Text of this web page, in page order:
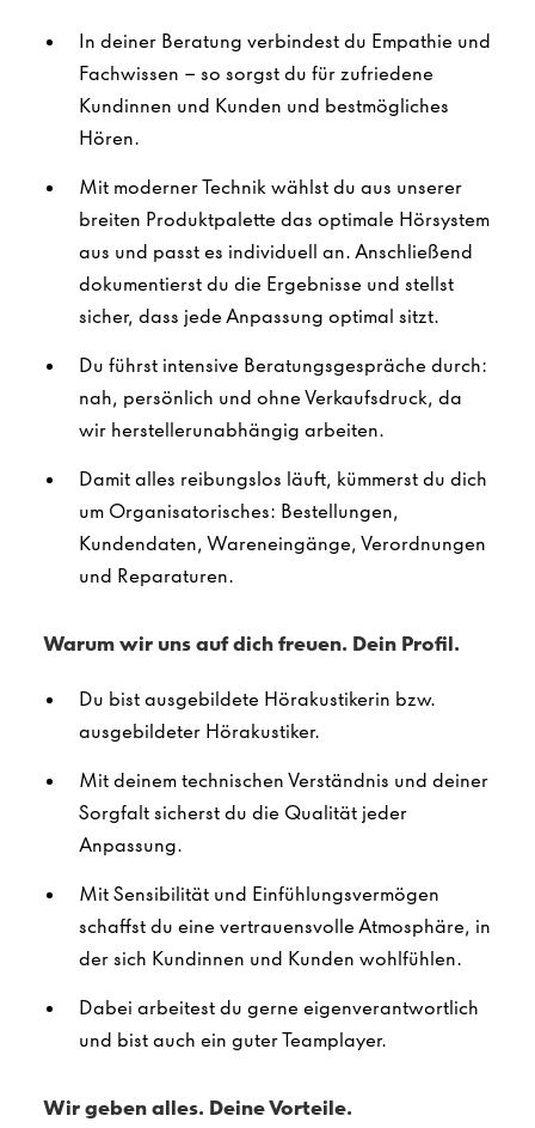
In deiner Beratung verbindest du Empathie und
Fachwissen – so sorgst du für zufriedene
Kundinnen und Kunden und bestmögliches
Hören.
Mit moderner Technik wählst du aus unserer
breiten Produktpalette das optimale Hörsystem
aus und passt es individuell an. Anschließend
dokumentierst du die Ergebnisse und stellst
sicher, dass jede Anpassung optimal sitzt.
Du führst intensive Beratungsgespräche durch:
nah, persönlich und ohne Verkaufsdruck, da
wir herstellerunabhängig arbeiten.
Damit alles reibungslos läuft, kümmerst du dich
um Organisatorisches: Bestellungen,
Kundendaten, Wareneingänge, Verordnungen
und Reparaturen.
Warum wir uns auf dich freuen. Dein Profil.
Du bist ausgebildete Hörakustikerin bzw.
ausgebildeter Hörakustiker.
Mit deinem technischen Verständnis und deiner
Sorgfalt sicherst du die Qualität jeder
Anpassung.
Mit Sensibilität und Einfühlungsvermögen
schaffst du eine vertrauensvolle Atmosphäre, in
der sich Kundinnen und Kunden wohlfühlen.
Dabei arbeitest du gerne eigenverantwortlich
und bist auch ein guter Teamplayer.
Wir geben alles. Deine Vorteile.